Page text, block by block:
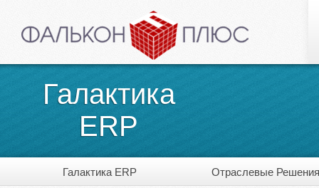
Галактика
ERP
Галактика ERP Отраслевые